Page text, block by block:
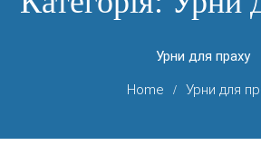
Урни для праху
Home Урни для